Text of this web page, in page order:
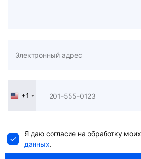
United
+1
Я даю согласие на обработку моих
данных.